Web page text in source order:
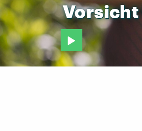
Vorsicht